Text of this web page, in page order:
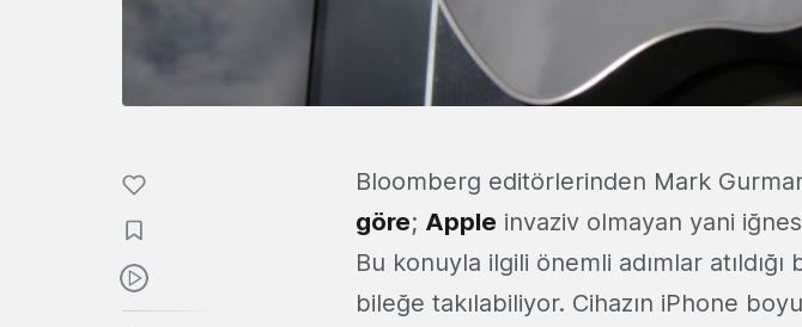
Bloomberg editörlerinden Mark
göre; Apple invaziv olmayan yani
Bu konuyla ilgili önemli adımlar
bileğe takılabiliyor. Cihazın iPhone